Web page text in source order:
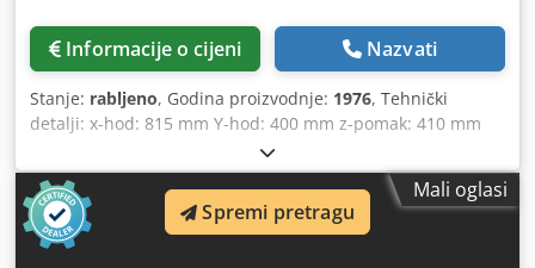
Informacije o cijeni Nazvati
Stanje: rabljeno, Godina proizvodnje: 1976, Tehnički
detalji: x-hod: 815 mm Y-hod: 400 mm z-pomak: 410 mm
Raspon brzine: 67 - 2300 / 8. okretaja u minuti
Kontinuirano hranjenje: 0,04; 0,08; 0,2 mm/okr Vertikalni
hod pinole: 130 mm Prihvat vretena: SK40 Glava vretena:
okretanje: 90° lijevo/desno Glava vretena: produžljiva: 315
mm Chsdsu R Uk Rjpfx Am Tea Glava vretena se okreće
Mali oglasi
Spremi pretragu